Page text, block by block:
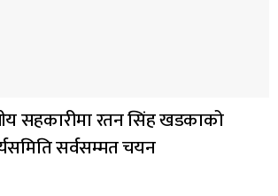
सहकारीमा रतन सिंह खडकाको
सर्वसम्मत चयन